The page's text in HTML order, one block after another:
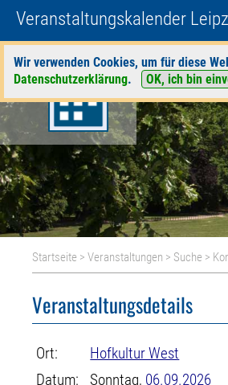
Veranstaltungskalender
Wir verwenden Cookies, um für diese
Datenschutzerklärung. OK, ich bin
Startseite >Veranstaltungen > Suche >
Veranstaltungsdetails
Ort:
Hofkultur West
Datum:
Sonntag, 06.09.2026